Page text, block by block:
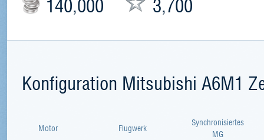
Konfiguration Mitsubishi A6M1
Motor Flugwerk
Synchronisiertes
MG